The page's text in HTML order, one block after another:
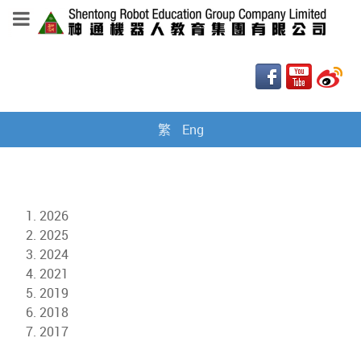
繁 Eng
2026
2025
2024
2021
2019
2018
2017